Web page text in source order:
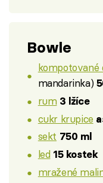
Bowle
kompotované
mandarinka)
rum 3 lžíce
cukr krupice
sekt 750 ml
led 15 kostek
mražené